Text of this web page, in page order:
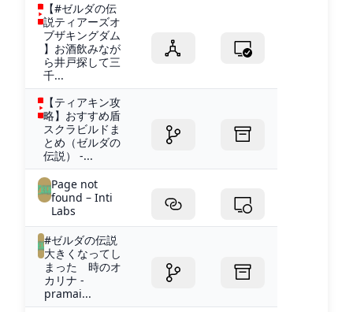
【#ゼルダの伝
説ティアーズオ
ブザキングダム
】お酒飲みなが
ら井戸探して三
千...
【ティアキン攻
略】おすすめ盾
スクラビルドま
とめ（ゼルダの
伝説） -...
Page not
found – Inti
Labs
#ゼルダの伝説
大きくなってし
まった 時のオ
カリナ -
pramai...